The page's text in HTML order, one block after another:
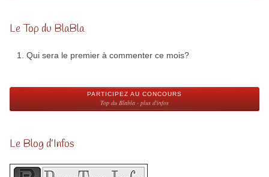
Le Top du BlaBla
Qui sera le premier à commenter ce mois?
PARTICIPEZ AU CONCOURS
Top du Blabla - plus d'infos
Le Blog d’Infos